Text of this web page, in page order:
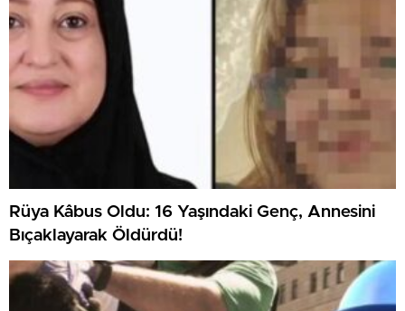
Rüya Kâbus Oldu: 16 Yaşındaki Genç, Annesini
Bıçaklayarak Öldürdü!